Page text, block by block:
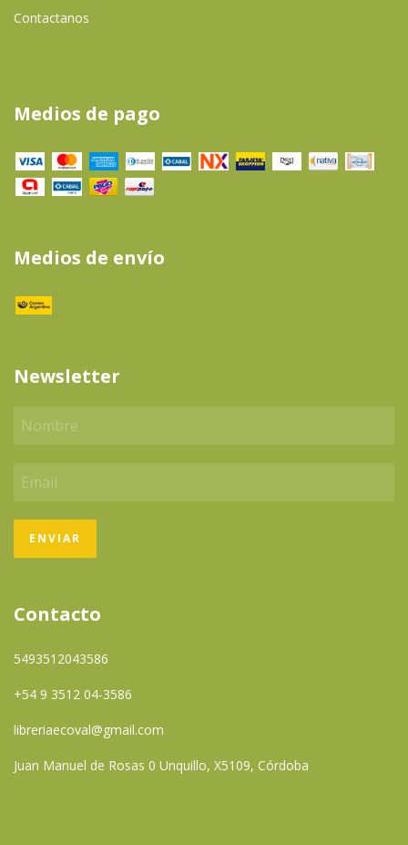
Contactanos
Medios de pago
Medios de envío
Newsletter
Contacto
5493512043586
+54 9 3512 04-3586
libreriaecoval@gmail.com
Juan Manuel de Rosas 0 Unquillo, X5109, Córdoba